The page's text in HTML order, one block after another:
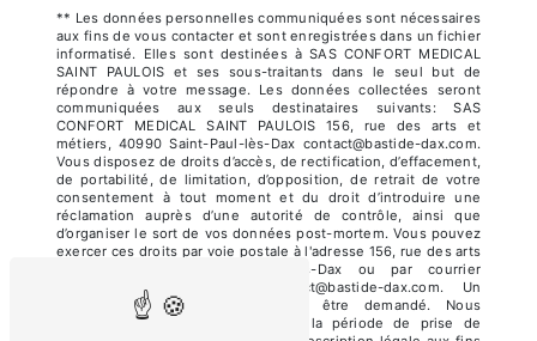
** Les données personnelles communiquées sont nécessaires
aux fins de vous contacter et sont enregistrées dans un fichier
informatisé. Elles sont destinées à SAS CONFORT MEDICAL
SAINT PAULOIS et ses sous-traitants dans le seul but de
répondre à votre message. Les données collectées seront
communiquées aux seuls destinataires suivants: SAS
CONFORT MEDICAL SAINT PAULOIS 156, rue des arts et
métiers, 40990 Saint-Paul-lès-Dax contact@bastide-dax.com.
Vous disposez de droits d’accès, de rectification, d’effacement,
de portabilité, de limitation, d’opposition, de retrait de votre
consentement à tout moment et du droit d’introduire une
réclamation auprès d’une autorité de contrôle, ainsi que
d’organiser le sort de vos données post-mortem. Vous pouvez
exercer ces droits par voie postale à l'adresse 156, rue des arts
et métiers, 40990 Saint-Paul-lès-Dax ou par courrier
électronique à l'adresse contact@bastide-dax.com. Un
justificatif d'identité pourra vous être demandé. Nous
conservons vos données pendant la période de prise de